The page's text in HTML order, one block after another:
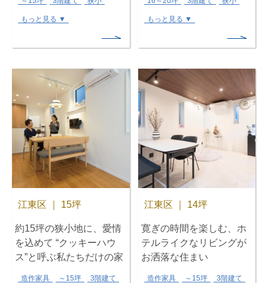
もっと見る ▼ もっと見る ▼
江東区 ｜ 15坪
約15坪の狭小地に、愛情
を込めて “クッキーハウ
ス”と呼ぶ私たちだけの家
造作家具 ～15坪 3階建て
江東区 ｜ 14坪
寛ぎの時間を楽しむ、ホ
テルライクなリビングが
お洒落な住まい
造作家具 ～15坪 3階建て